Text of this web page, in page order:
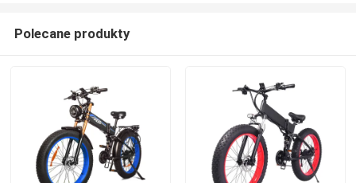
Polecane produkty